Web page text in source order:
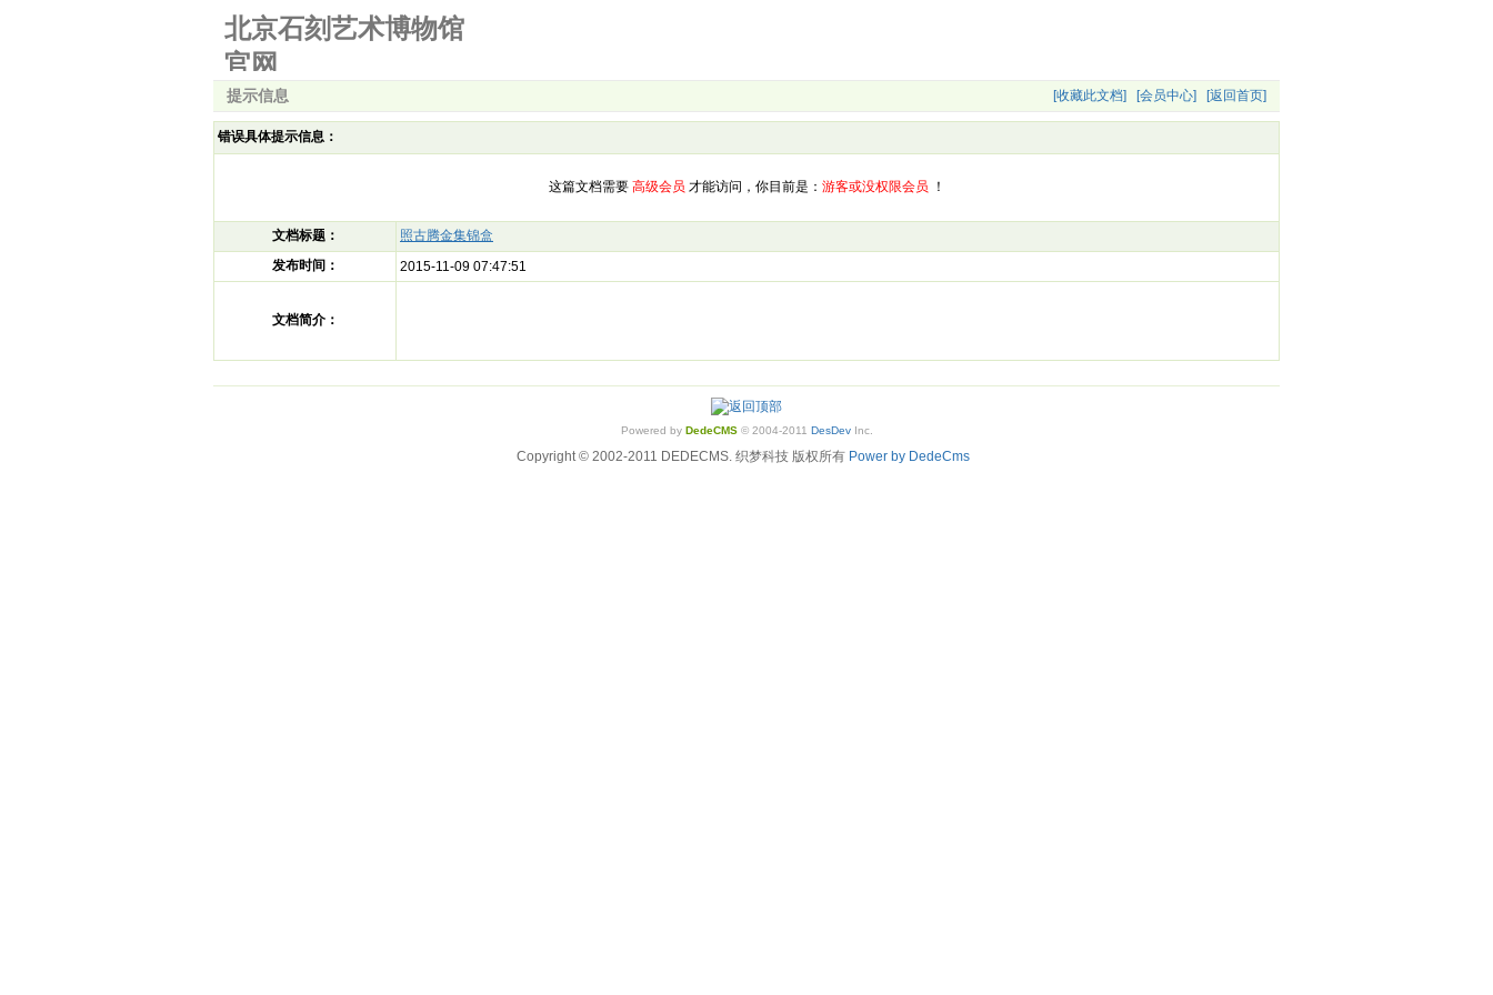
北京石刻艺术博物馆
官网
提示信息 [收藏此文档] [会员中心] [返回首页]
错误具体提示信息：
这篇文档需要 高级会员 才能访问，你目前是： 游客或没权限会员 ！
文档标题：
照古腾金集锦盒
发布时间：
2015-11-09 07:47:51
文档简介：
Powered by DedeCMS© 2004-2011 DesDevInc.
Copyright © 2002-2011 DEDECMS. 织梦科技 版权所有 Power by DedeCms